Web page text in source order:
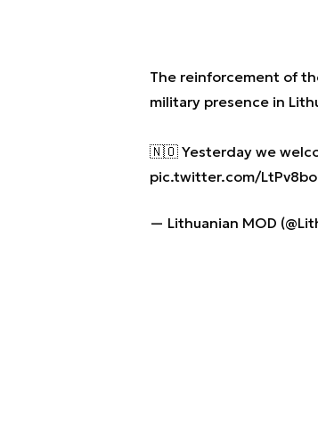
The reinforcement of
military presence in
🇳🇴 Yesterday we
pic.twitter.com/
— Lithuanian MOD